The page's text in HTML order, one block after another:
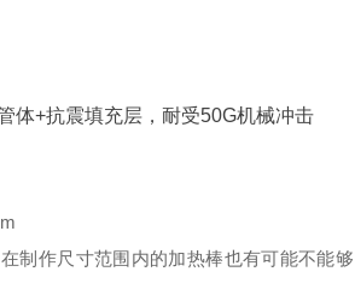
体+抗震填充层，耐受50G机械冲击
制作尺寸范围内的加热棒也有可能不能够